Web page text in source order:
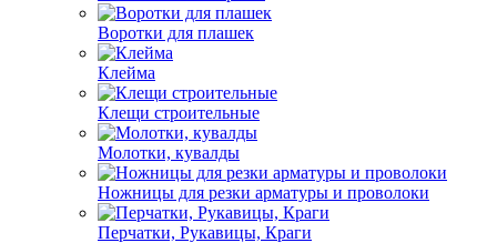
Воротки для плашек
Клейма
Клещи строительные
Молотки, кувалды
Ножницы для резки арматуры и проволоки
Перчатки, Рукавицы, Краги